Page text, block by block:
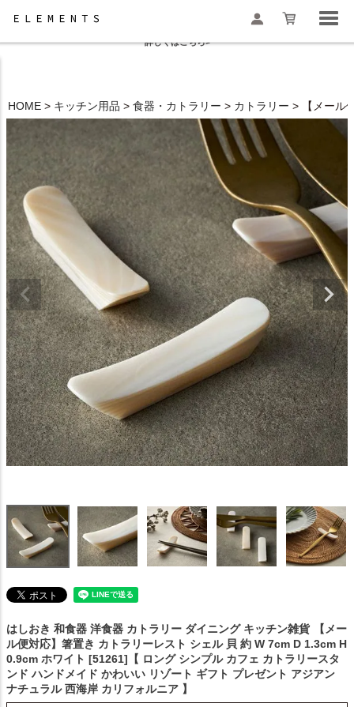
検索
夏季休業と一部地域配送遅延のお知らせ
詳しくはこちら>
HOME キッチン用品 食器・カトラリー カトラリー 【メー
はしおき 和食器 洋食器 カトラリー ダイニング キッチン雑貨
【メー
ル便対応】箸置き カトラリーレスト シェル 貝 約 W 7cm D 1.3cm H
0.9cm ホワイト [51261]【 ロング シンプル カフェ カトラリースタ
ンド ハンドメイド かわいい リゾート ギフト プレゼント アジアン
ナチュラル 西海岸 カリフォルニア 】